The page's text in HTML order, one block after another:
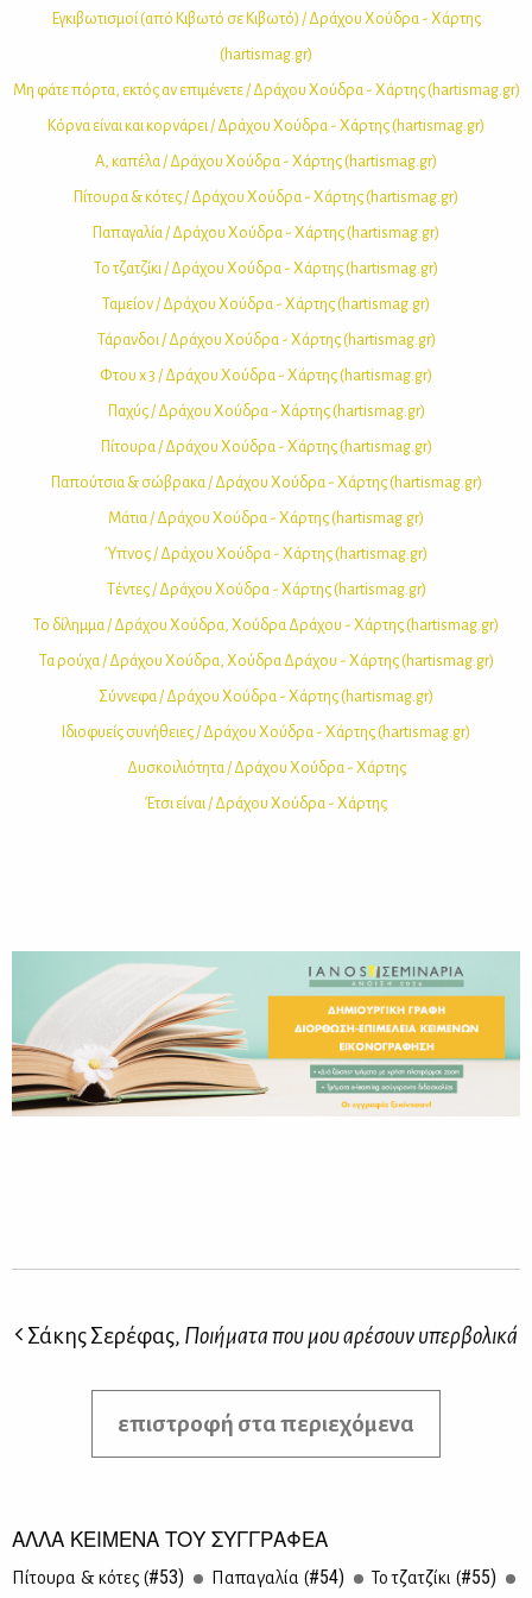
Εγκι­βω­τι­σμοί (από Κι­βω­τό σε Κι­βω­τό) / Δρά­χου Χού­δρα - Χάρ­της
(hartismag.gr)
Μη φά­τε πόρ­τα, εκτός αν επι­μέ­νε­τε / Δρά­χου Χού­δρα - Χάρ­της (hartismag.gr)
Κόρ­να εί­ναι και κορ­νά­ρει / Δρά­χου Χού­δρα - Χάρ­της (hartismag.gr)
Α, κα­πέ­λα / Δρά­χου Χού­δρα - Χάρ­της (hartismag.gr)
Πί­του­ρα & κό­τες / Δρά­χου Χού­δρα - Χάρ­της (hartismag.gr)
Πα­πα­γα­λία / Δρά­χου Χού­δρα - Χάρ­της (hartismag.gr)
Το τζα­τζί­κι / Δρά­χου Χού­δρα - Χάρ­της (hartismag.gr)
Τα­μεί­ον / Δρά­χου Χού­δρα - Χάρ­της (hartismag.gr)
Τά­ραν­δοι / Δρά­χου Χού­δρα - Χάρ­της (hartismag.gr)
Φτου x 3 / Δρά­χου Χού­δρα - Χάρ­της (hartismag.gr)
Πα­χύς / Δρά­χου Χού­δρα - Χάρ­της (hartismag.gr)
Πί­του­ρα / Δρά­χου Χού­δρα - Χάρ­της (hartismag.gr)
Πα­πού­τσια & σώ­βρα­κα / Δρά­χου Χού­δρα - Χάρ­της (hartismag.gr)
Μά­τια / Δρά­χου Χού­δρα - Χάρ­της (hartismag.gr)
Ύπνος / Δρά­χου Χού­δρα - Χάρ­της (hartismag.gr)
Tέ­ντες / Δρά­χου Χού­δρα - Χάρ­της (hartismag.gr)
Το δί­λημ­μα / Δρά­χου Χού­δρα, Χού­δρα Δρά­χου - Χάρ­της (hartismag.gr)
Τα ρού­χα / Δρά­χου Χού­δρα, Χού­δρα Δρά­χου - Χάρ­της (hartismag.gr)
Σύν­νε­φα / Δρά­χου Χού­δρα - Χάρ­της (hartismag.gr)
Ιδιο­φυ­είς συ­νή­θειες / Δρά­χου Χού­δρα - Χάρ­της (hartismag.gr)
Δυ­σκοι­λιό­τη­τα / Δρά­χου Χού­δρα - Χάρ­της
Έτσι εί­ναι / Δρά­χου Χού­δρα - Χάρ­της
Σάκης Σερέφας, Ποιήματα που μου αρέσουν υπερβολικά
επιστροφή στα περιεχόμενα
ΑΛΛΑ ΚΕΙΜΕΝΑ ΤΟΥ ΣΥΓΓΡΑΦΕΑ
Πί­του­ρα & κό­τες (#53) Πα­πα­γα­λία (#54) Το τζα­τζί­κι (#55)